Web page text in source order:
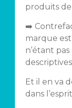
produits
➡️
marque est
n’étant
Et il en va
dans